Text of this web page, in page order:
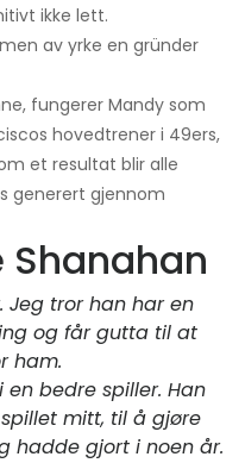
ikke lett.
av yrke en gründer
fungerer Mandy som
hovedtrener i 49ers,
et resultat blir alle
generert gjennom
Shanahan
Jeg tror han har en
og får gutta til at
ham.
bedre spiller. Han
mitt, til å gjøre
hadde gjort i noen år.